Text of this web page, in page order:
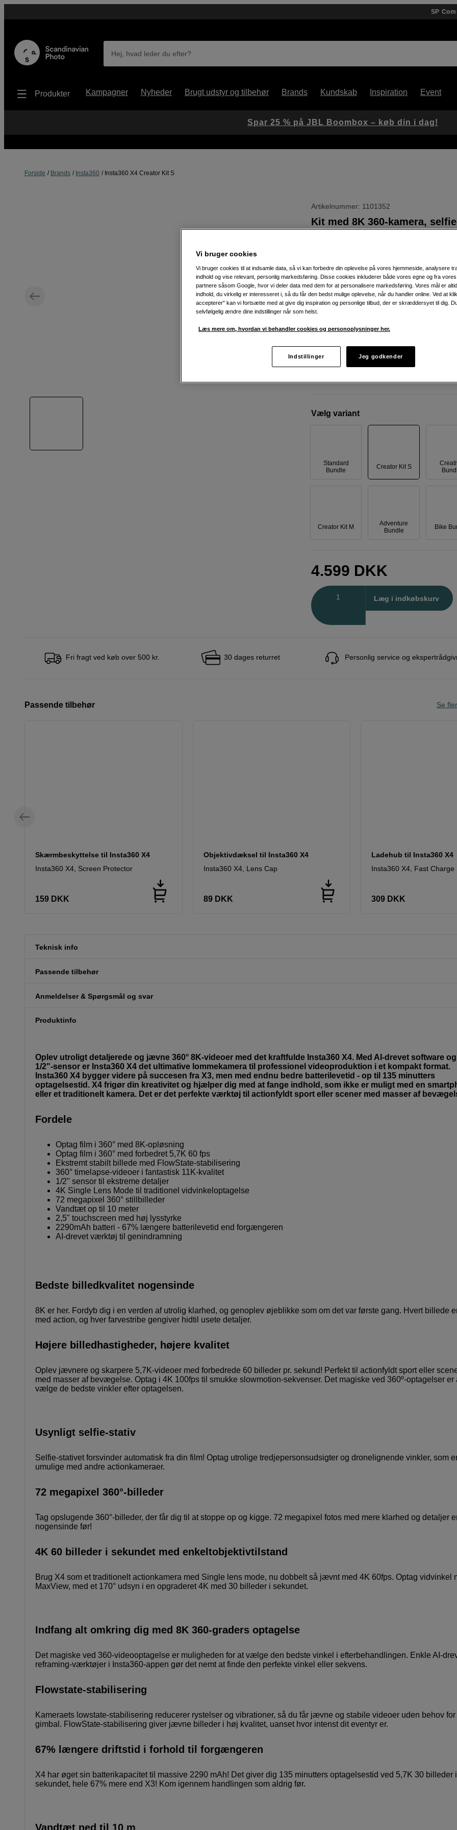
SP
Hej, hvad leder du efter?
Produkter Kampagner Nyheder Brugt udstyr og tilbehør Brands Kundskab Inspiration Event
Forside Brands Insta360 Insta360 X4 Creator Kit S
Artikelnummer: 1101352
Kit med 8K 360-kamera,
Weblager
På lager
København: Vis lagersaldo
Optag film i 360° med 8K-opløsning
Ekstremt effektiv stabilisering
Vælg variant
Standard
Bundle
Creator Kit S
Creator Kit M
Adventure
Bundle
Bike
4.599 DKK
Læg i indkøbskurv
Fri fragt ved køb over 500 kr. 30 dages returret Personlig service og
Passende tilbehør Se
Skærmbeskyttelse til Insta360 X4
Insta360 X4, Screen Protector
159 DKK
Objektivdæksel til Insta360 X4
Insta360 X4, Lens Cap
89 DKK
Ladehub til Insta360 X4
Insta360 X4, Fast Charge
309 DKK
Teknisk info
Passende tilbehør
Anmeldelser & Spørgsmål og svar
Produktinfo
Oplev utroligt detaljerede og jævne 360° 8K-videoer med det kraftfulde Insta360 X4. Med AI-drevet software
1/2"-sensor er Insta360 X4 det ultimative lommekamera til professionel videoproduktion i et kompakt format.
Insta360 X4 bygger videre på succesen fra X3, men med endnu bedre batterilevetid - op til 135 minutters
optagelsestid. X4 frigør din kreativitet og hjælper dig med at fange indhold, som ikke er muligt med en
eller et traditionelt kamera. Det er det perfekte værktøj til actionfyldt sport eller scener med masser af
Fordele
Optag film i 360° med 8K-opløsning
Optag film i 360° med forbedret 5,7K 60 fps
Ekstremt stabilt billede med FlowState-stabilisering
360° timelapse-videoer i fantastisk 11K-kvalitet
1/2" sensor til ekstreme detaljer
4K Single Lens Mode til traditionel vidvinkeloptagelse
72 megapixel 360° stillbilleder
Vandtæt op til 10 meter
2,5" touchscreen med høj lysstyrke
2290mAh batteri - 67% længere batterilevetid end forgængeren
AI-drevet værktøj til genindramning
Bedste billedkvalitet nogensinde
8K er her. Fordyb dig i en verden af utrolig klarhed, og genoplev øjeblikke som om det var første gang. Hvert billede
med action, og hver farvestribe gengiver hidtil usete detaljer.
Højere billedhastigheder, højere kvalitet
Oplev jævnere og skarpere 5,7K-videoer med forbedrede 60 billeder pr. sekund! Perfekt til actionfyldt sport eller
med masser af bevægelse. Optag i 4K 100fps til smukke slowmotion-sekvenser. Det magiske ved 360º-optagelser er
vælge de bedste vinkler efter optagelsen.
Usynligt selfie-stativ
Selfie-stativet forsvinder automatisk fra din film! Optag utrolige tredjepersonsudsigter og dronelignende vinkler, som
umulige med andre actionkameraer.
72 megapixel 360°-billeder
Tag opslugende 360°-billeder, der får dig til at stoppe op og kigge. 72 megapixel fotos med mere klarhed og detaljer
nogensinde før!
4K 60 billeder i sekundet med enkeltobjektivtilstand
Brug X4 som et traditionelt actionkamera med Single lens mode, nu dobbelt så jævnt med 4K 60fps. Optag vidvinkel
MaxView, med et 170° udsyn i en opgraderet 4K med 30 billeder i sekundet.
Indfang alt omkring dig med 8K 360-graders optagelse
Det magiske ved 360-videooptagelse er muligheden for at vælge den bedste vinkel i efterbehandlingen. Enkle AI-
reframing-værktøjer i Insta360-appen gør det nemt at finde den perfekte vinkel eller sekvens.
Flowstate-stabilisering
Kameraets lowstate-stabilisering reducerer rystelser og vibrationer, så du får jævne og stabile videoer uden behov for
gimbal. FlowState-stabilisering giver jævne billeder i høj kvalitet, uanset hvor intenst dit eventyr er.
67% længere driftstid i forhold til forgængeren
X4 har øget sin batterikapacitet til massive 2290 mAh! Det giver dig 135 minutters optagelsestid ved 5,7K 30 billeder i
sekundet, hele 67% mere end X3! Kom igennem handlingen som aldrig før.
Vandtæt ned til 10 m
Spar 25 % på JBL Boombox – køb din i dag!
Vi bruger cookies
Vi bruger cookies til at indsamle data, så vi kan forbedre din oplevelse på vores hjemmeside, analysere
indhold og vise relevant, personlig markedsføring. Disse cookies inkluderer både vores egne og fra
partnere såsom Google, hvor vi deler data med dem for at personalisere markedsføring. Vores mål er
indhold, du virkelig er interesseret i, så du får den bedst mulige oplevelse, når du handler online. Ved at
accepterer" kan vi fortsætte med at give dig inspiration og personlige tilbud, der er skræddersyet til dig.
selvfølgelig ændre dine indstillinger når som helst.
Læs mere om, hvordan vi behandler cookies og personoplysninger her.
Indstillinger Jeg godkender